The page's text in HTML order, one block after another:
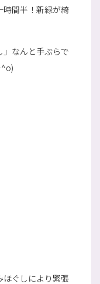
時間半！新緑が綺
なんと手ぶらで
ぐしにより緊張